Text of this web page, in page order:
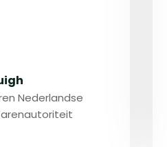
Nederlandse